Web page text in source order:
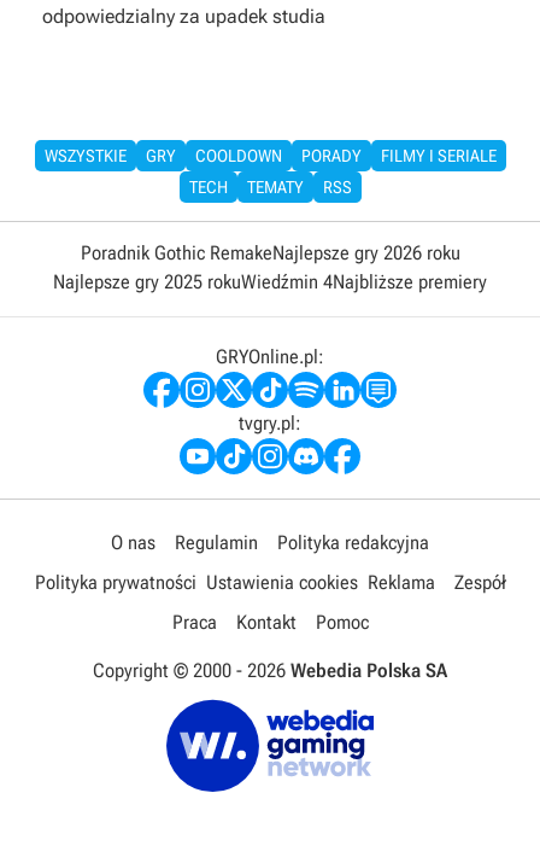
odpowiedzialny za upadek studia
WSZYSTKIE GRY COOLDOWN PORADY
FILMY I SERIALE
TECH
TEMATY RSS
Poradnik Gothic RemakeNajlepsze gry 2026 roku
Najlepsze gry 2025 rokuWiedźmin 4Najbliższe premiery
GRYOnline.pl:
tvgry.pl:
O nas Regulamin
Polityka redakcyjna
Polityka prywatności Ustawienia cookies Reklama
Zespół
Praca
Kontakt Pomoc
Copyright © 2000 - 2026 Webedia Polska SA